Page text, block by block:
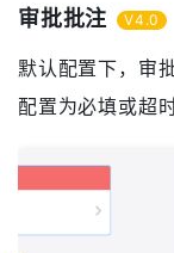
审批批注 V4.0
默认配置下，审
配置为必填或超